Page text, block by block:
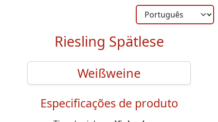
Riesling Spätlese
Weißweine
Especificações de produto